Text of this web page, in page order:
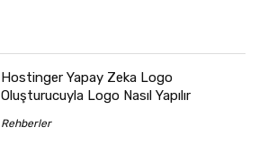
Hostinger Yapay Zeka Logo
Oluşturucuyla Logo Nasıl Yapılır
Rehberler